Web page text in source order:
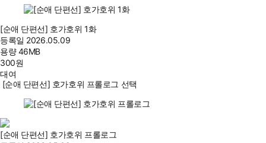
[순애 단편선] 호가호위 1화
등록일 2026.05.09
용량46MB
300원
대여
[순애 단편선] 호가호위 프롤로그 선택
[순애 단편선] 호가호위 프롤로그